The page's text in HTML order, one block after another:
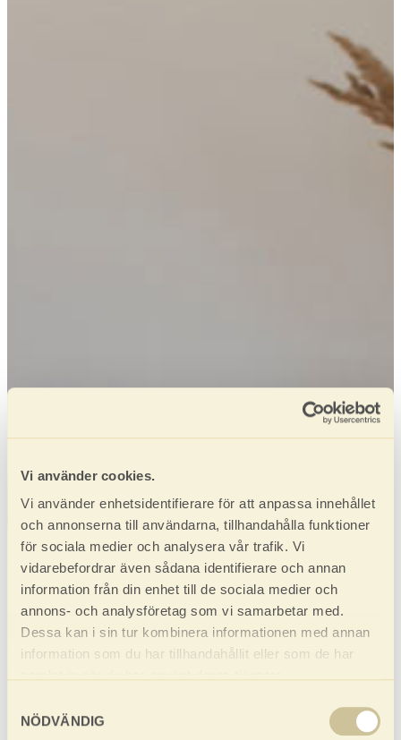
Vi använder cookies.
Vi använder enhetsidentifierare för att anpassa innehållet
och annonserna till användarna, tillhandahålla funktioner
för sociala medier och analysera vår trafik. Vi
vidarebefordrar även sådana identifierare och annan
information från din enhet till de sociala medier och
annons- och analysföretag som vi samarbetar med.
Dessa kan i sin tur kombinera informationen med annan
information som du har tillhandahållit eller som de har
NÖDVÄNDIG